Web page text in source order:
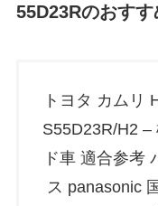
55D23Rのおす
トヨタ カムリ
S55D23R/H2 –
ド車 適合参考
ス panasonic